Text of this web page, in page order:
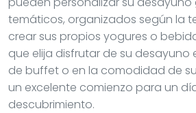
temáticos, organizados según la
crear sus propios yogures o
que elija disfrutar de su desayuno
de buffet o en la comodidad de
un excelente comienzo para un
descubrimiento.